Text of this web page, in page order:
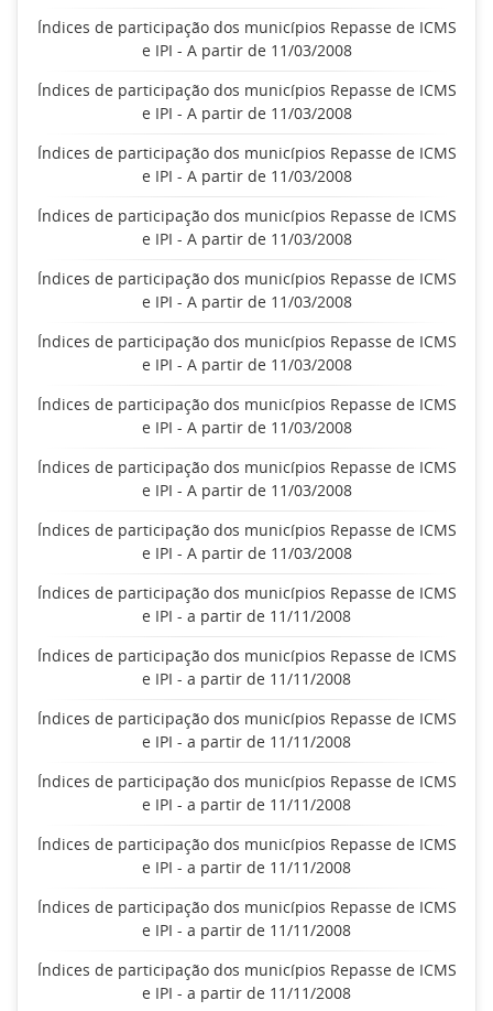
Índices de participação dos municípios Repasse de ICMS
e IPI - A partir de 11/03/2008
Índices de participação dos municípios Repasse de ICMS
e IPI - A partir de 11/03/2008
Índices de participação dos municípios Repasse de ICMS
e IPI - A partir de 11/03/2008
Índices de participação dos municípios Repasse de ICMS
e IPI - A partir de 11/03/2008
Índices de participação dos municípios Repasse de ICMS
e IPI - A partir de 11/03/2008
Índices de participação dos municípios Repasse de ICMS
e IPI - A partir de 11/03/2008
Índices de participação dos municípios Repasse de ICMS
e IPI - A partir de 11/03/2008
Índices de participação dos municípios Repasse de ICMS
e IPI - A partir de 11/03/2008
Índices de participação dos municípios Repasse de ICMS
e IPI - A partir de 11/03/2008
Índices de participação dos municípios Repasse de ICMS
e IPI - a partir de 11/11/2008
Índices de participação dos municípios Repasse de ICMS
e IPI - a partir de 11/11/2008
Índices de participação dos municípios Repasse de ICMS
e IPI - a partir de 11/11/2008
Índices de participação dos municípios Repasse de ICMS
e IPI - a partir de 11/11/2008
Índices de participação dos municípios Repasse de ICMS
e IPI - a partir de 11/11/2008
Índices de participação dos municípios Repasse de ICMS
e IPI - a partir de 11/11/2008
Índices de participação dos municípios Repasse de ICMS
e IPI - a partir de 11/11/2008